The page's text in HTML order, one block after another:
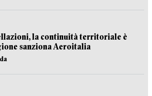
la continuità territoriale è
sanziona Aeroitalia